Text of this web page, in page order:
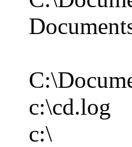
c:\cd.log
c:\